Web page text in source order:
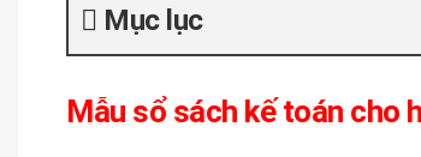
Mục lục
Mẫu sổ sách kế toán cho